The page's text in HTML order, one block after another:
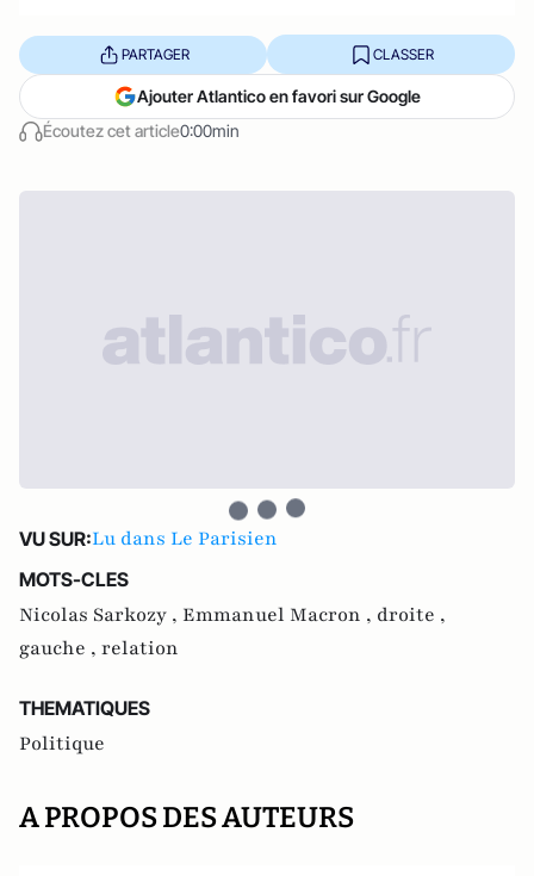
Écoutez cet article0:00min
PARTAGER CLASSER
Ajouter Atlantico en favori sur Google
VU SUR:Lu dans Le Parisien
MOTS-CLES
Nicolas Sarkozy , Emmanuel Macron , droite ,
gauche , relation
THEMATIQUES
Politique
A PROPOS DES AUTEURS